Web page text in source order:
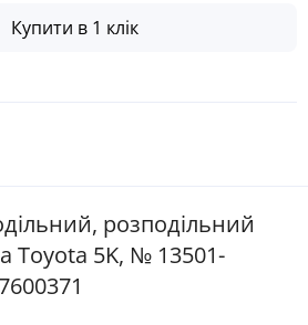
Купити в 1 клік
розподільний
Toyota 5K, № 13501-